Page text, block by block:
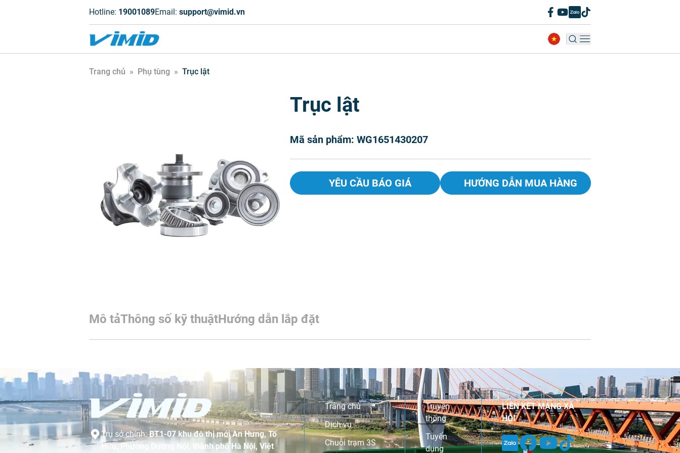
Hotline: 19001089Email: support@vimid.vn
Trang chủ » Phụ tùng » Trục lật
Trục lật
Mã sản phẩm: WG1651430207
YÊU CẦU BÁO GIÁ HƯỚNG DẪN MUA HÀNG
Mô tảThông số kỹ thuậtHướng dẫn lắp đặt
Trụ sở chính:BT1-07 khu đô thị mới An Hưng, Tố
Hữu, Phường Dương Nội, thành phố Hà Nội, Việt
Trang chủ
Dịch vụ
Chuỗi trạm 3S
Truyền
thông
Tuyển
dụng
LIÊN KẾT MẠNG XÃ
HỘI